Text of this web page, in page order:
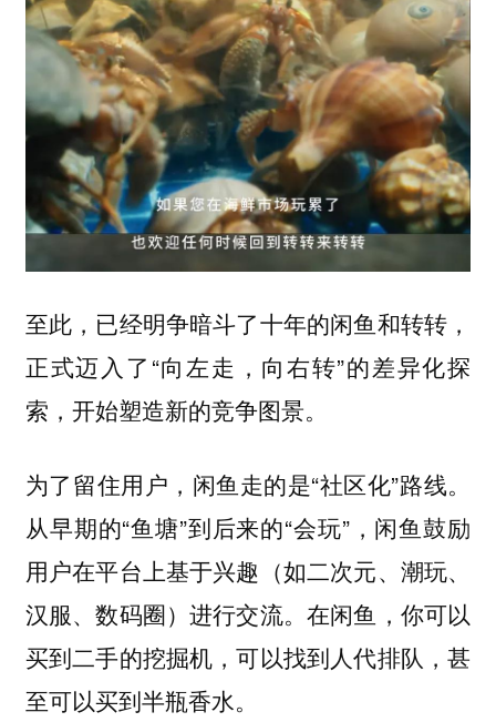
至此，已经明争暗斗了十年的闲鱼和转转，
正式迈入了“向左走，向右转”的差异化探
索，开始塑造新的竞争图景。
为了留住用户，闲鱼走的是“社区化”路线。
从早期的“鱼塘”到后来的“会玩”，闲鱼鼓励
用户在平台上基于兴趣（如二次元、潮玩、
汉服、数码圈）进行交流。在闲鱼，你可以
买到二手的挖掘机，可以找到人代排队，甚
至可以买到半瓶香水。